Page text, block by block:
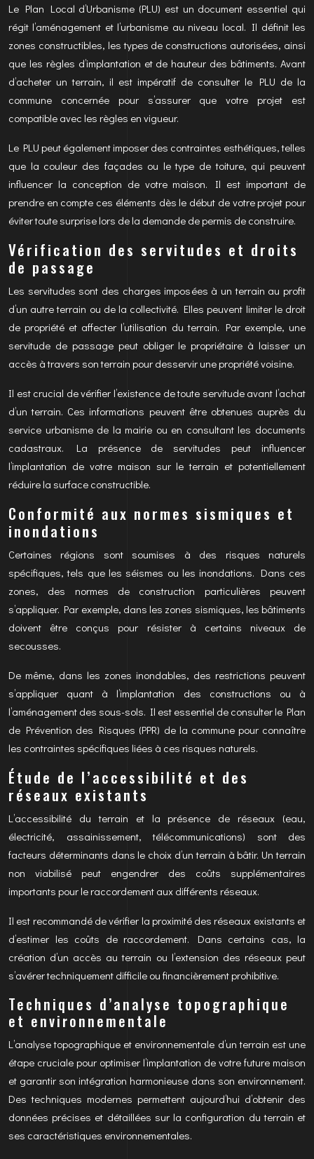
Le Plan Local d’Urbanisme (PLU) est un document essentiel qui
régit l’aménagement et l’urbanisme au niveau local. Il définit les
zones constructibles, les types de constructions autorisées, ainsi
que les règles d’implantation et de hauteur des bâtiments. Avant
d’acheter un terrain, il est impératif de consulter le PLU de la
commune concernée pour s’assurer que votre projet est
compatible avec les règles en vigueur.
Le PLU peut également imposer des contraintes esthétiques, telles
que la couleur des façades ou le type de toiture, qui peuvent
influencer la conception de votre maison. Il est important de
prendre en compte ces éléments dès le début de votre projet pour
éviter toute surprise lors de la demande de permis de construire.
Vérification des servitudes et droits
de passage
Les servitudes sont des charges imposées à un terrain au profit
d’un autre terrain ou de la collectivité. Elles peuvent limiter le droit
de propriété et affecter l’utilisation du terrain. Par exemple, une
servitude de passage peut obliger le propriétaire à laisser un
accès à travers son terrain pour desservir une propriété voisine.
Il est crucial de vérifier l’existence de toute servitude avant l’achat
d’un terrain. Ces informations peuvent être obtenues auprès du
service urbanisme de la mairie ou en consultant les documents
cadastraux. La présence de servitudes peut influencer
l’implantation de votre maison sur le terrain et potentiellement
réduire la surface constructible.
Conformité aux normes sismiques et
inondations
Certaines régions sont soumises à des risques naturels
spécifiques, tels que les séismes ou les inondations. Dans ces
zones, des normes de construction particulières peuvent
s’appliquer. Par exemple, dans les zones sismiques, les bâtiments
doivent être conçus pour résister à certains niveaux de
secousses.
De même, dans les zones inondables, des restrictions peuvent
s’appliquer quant à l’implantation des constructions ou à
l’aménagement des sous-sols. Il est essentiel de consulter le Plan
de Prévention des Risques (PPR) de la commune pour connaître
les contraintes spécifiques liées à ces risques naturels.
Étude de l’accessibilité et des
réseaux existants
L’accessibilité du terrain et la présence de réseaux (eau,
électricité, assainissement, télécommunications) sont des
facteurs déterminants dans le choix d’un terrain à bâtir. Un terrain
non viabilisé peut engendrer des coûts supplémentaires
importants pour le raccordement aux différents réseaux.
Il est recommandé de vérifier la proximité des réseaux existants et
d’estimer les coûts de raccordement. Dans certains cas, la
création d’un accès au terrain ou l’extension des réseaux peut
s’avérer techniquement difficile ou financièrement prohibitive.
Techniques d’analyse topographique
et environnementale
L’analyse topographique et environnementale d’un terrain est une
étape cruciale pour optimiser l’implantation de votre future maison
et garantir son intégration harmonieuse dans son environnement.
Des techniques modernes permettent aujourd’hui d’obtenir des
données précises et détaillées sur la configuration du terrain et
ses caractéristiques environnementales.